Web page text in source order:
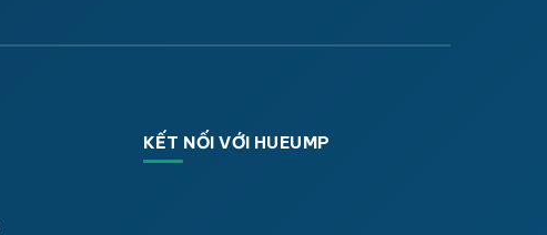
KẾT NỐI VỚI HUEUMP